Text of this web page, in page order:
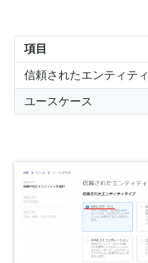
項目
信頼されたエンティティ
ユースケース